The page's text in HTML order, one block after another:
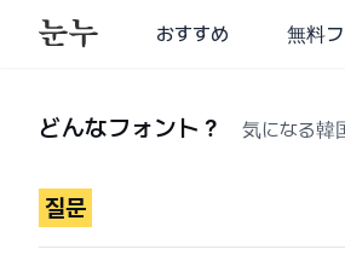
おすすめ 無料
どんなフォント？ 気になる韓
질문